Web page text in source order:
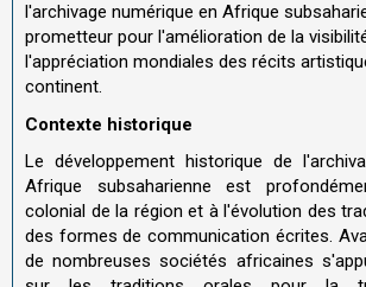
l'archivage numérique en Afrique
prometteur pour l'amélioration de la
l'appréciation mondiales des récits
continent.
Contexte historique
Le développement historique de
Afrique subsaharienne est
colonial de la région et à l'évolution des
des formes de communication écrites.
de nombreuses sociétés africaines